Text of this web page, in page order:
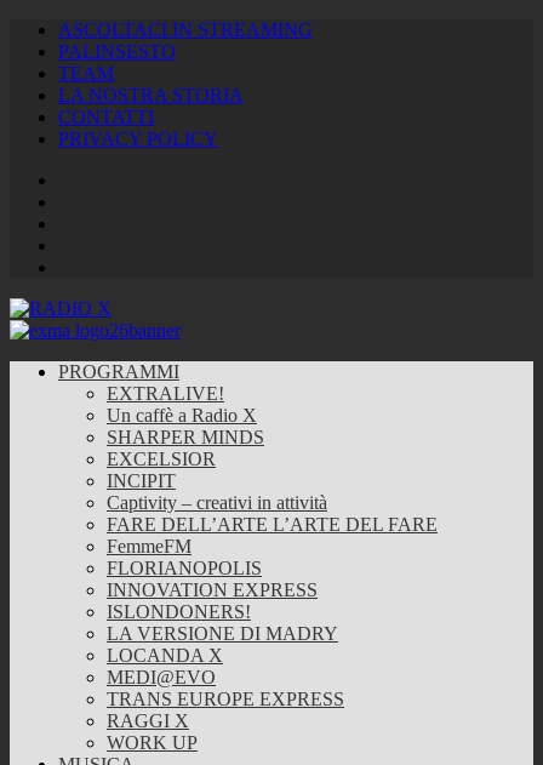
ASCOLTACI IN STREAMING
PALINSESTO
TEAM
LA NOSTRA STORIA
CONTATTI
PRIVACY POLICY
PROGRAMMI
EXTRALIVE!
Un caffè a Radio X
SHARPER MINDS
EXCELSIOR
INCIPIT
Captivity – creativi in attività
FARE DELL’ARTE L’ARTE DEL FARE
FemmeFM
FLORIANOPOLIS
INNOVATION EXPRESS
ISLONDONERS!
LA VERSIONE DI MADRY
LOCANDA X
MEDI@EVO
TRANS EUROPE EXPRESS
RAGGI X
WORK UP